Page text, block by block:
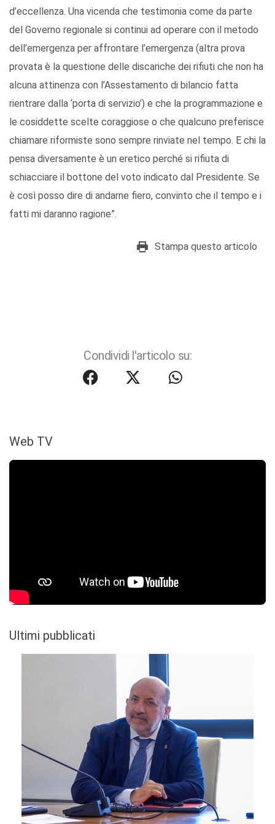
d’eccellenza. Una vicenda che testimonia come da parte
del Governo regionale si continui ad operare con il metodo
dell’emergenza per affrontare l’emergenza (altra prova
provata è la questione delle discariche dei rifiuti che non ha
alcuna attinenza con l’Assestamento di bilancio fatta
rientrare dalla ‘porta di servizio’) e che la programmazione e
le cosiddette scelte coraggiose o che qualcuno preferisce
chiamare riformiste sono sempre rinviate nel tempo. E chi la
pensa diversamente è un eretico perché si rifiuta di
schiacciare il bottone del voto indicato dal Presidente. Se
è così posso dire di andarne fiero, convinto che il tempo e i
fatti mi daranno ragione”.
Stampa questo articolo
Condividi l'articolo su:
Web TV
Ultimi pubblicati